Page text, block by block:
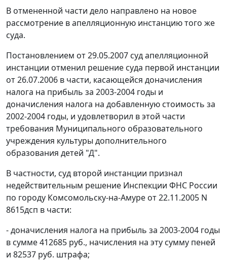
В отмененной части дело направлено на новое
рассмотрение в апелляционную инстанцию того же
суда.
Постановлением от 29.05.2007 суд апелляционной
инстанции отменил решение суда первой инстанции
от 26.07.2006 в части, касающейся доначисления
налога на прибыль за 2003-2004 годы и
доначисления налога на добавленную стоимость за
2002-2004 годы, и удовлетворил в этой части
требования Муниципального образовательного
учреждения культуры дополнительного
образования детей "Д".
В частности, суд второй инстанции признал
недействительным решение Инспекции ФНС России
по городу Комсомольску-на-Амуре от 22.11.2005 N
8615дсп в части:
- доначисления налога на прибыль за 2003-2004 годы
в сумме 412685 руб., начисления на эту сумму пеней
и 82537 руб. штрафа;